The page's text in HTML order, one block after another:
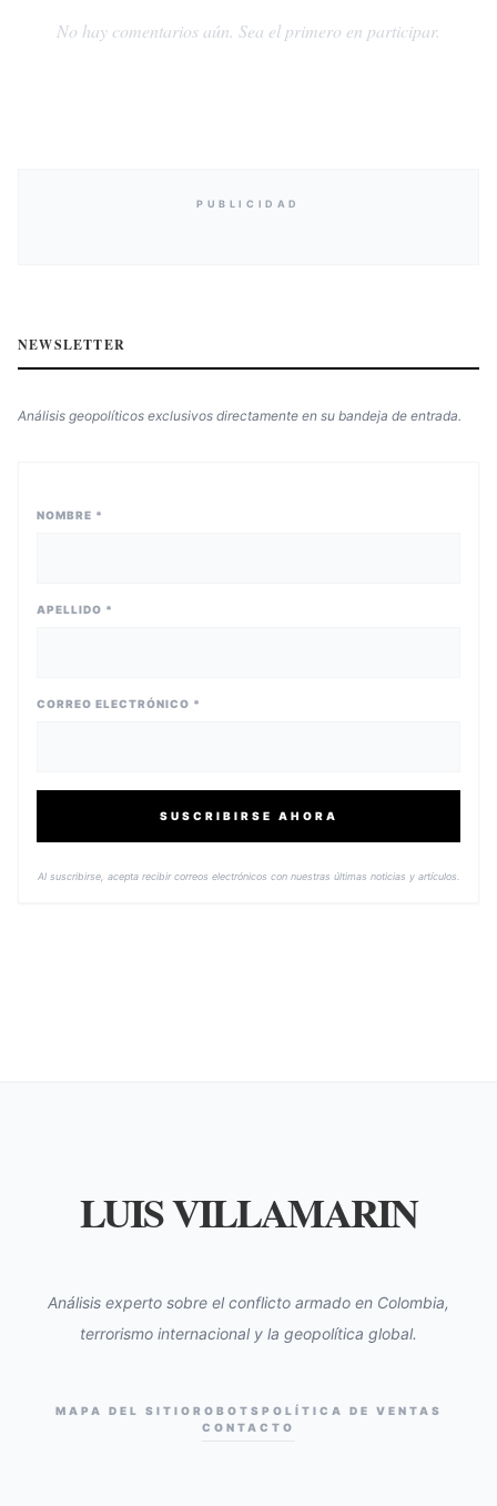
No hay comentarios aún. Sea el primero en participar.
PUBLICIDAD
NEWSLETTER
Análisis geopolíticos exclusivos directamente en su bandeja de entrada.
NOMBRE *
APELLIDO *
CORREO ELECTRÓNICO *
SUSCRIBIRSE AHORA
Al suscribirse, acepta recibir correos electrónicos con nuestras últimas noticias y artículos.
LUIS VILLAMARIN
Análisis experto sobre el conflicto armado en Colombia,
terrorismo internacional y la geopolítica global.
MAPA DEL SITIO ROBOTS POLÍTICA DE VENTAS
CONTACTO